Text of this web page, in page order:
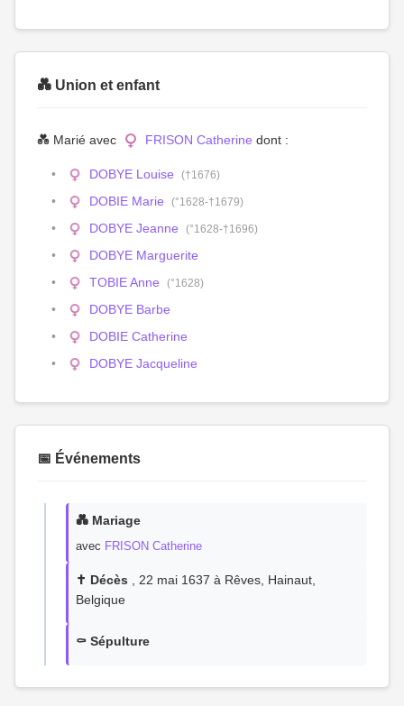
💑 Union et enfant
💑 Marié avec FRISON Catherine dont :
DOBYE Louise (†1676)
DOBIE Marie (°1628-†1679)
DOBYE Jeanne (°1628-†1696)
DOBYE Marguerite
TOBIE Anne
(°1628)
DOBYE Barbe
DOBIE Catherine
DOBYE Jacqueline
📅 Événements
💑 Mariage
avec FRISON Catherine
✝️ Décès , 22 mai 1637 à Rêves, Hainaut,
Belgique
⚰️ Sépulture